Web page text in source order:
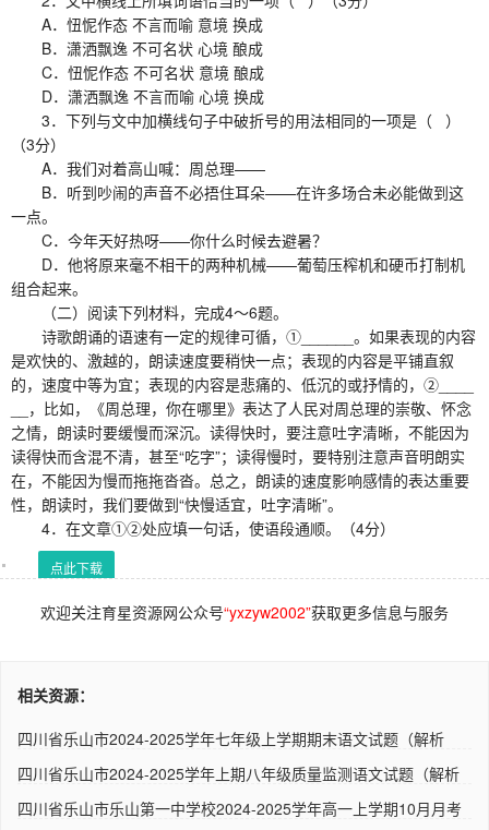
A．忸怩作态 不言而喻 意境 换成
B．潇洒飘逸 不可名状 心境 酿成
C．忸怩作态 不可名状 意境 酿成
D．潇洒飘逸 不言而喻 心境 换成
3．下列与文中加横线句子中破折号的用法相同的一项是（ ）
（3分）
A．我们对着高山喊：周总理——
B．听到吵闹的声音不必捂住耳朵——在许多场合未必能做到这
一点。
C．今年天好热呀——你什么时候去避暑？
D．他将原来毫不相干的两种机械——葡萄压榨机和硬币打制机
组合起来。
（二）阅读下列材料，完成4～6题。
诗歌朗诵的语速有一定的规律可循，①______。如果表现的内容
是欢快的、激越的，朗读速度要稍快一点；表现的内容是平铺直叙
的，速度中等为宜；表现的内容是悲痛的、低沉的或抒情的，②____
__，比如，《周总理，你在哪里》表达了人民对周总理的崇敬、怀念
之情，朗读时要缓慢而深沉。读得快时，要注意吐字清晰，不能因为
读得快而含混不清，甚至“吃字”；读得慢时，要特别注意声音明朗实
在，不能因为慢而拖拖沓沓。总之，朗读的速度影响感情的表达重要
性，朗读时，我们要做到“快慢适宜，吐字清晰”。
4．在文章①②处应填一句话，使语段通顺。（4分）
点此下载
欢迎关注育星资源网公众号“yxzyw2002”获取更多信息与服务
相关资源：
四川省乐山市2024-2025学年七年级上学期期末语文试题（解析
四川省乐山市2024-2025学年上期八年级质量监测语文试题（解析
四川省乐山市乐山第一中学校2024-2025学年高一上学期10月月考